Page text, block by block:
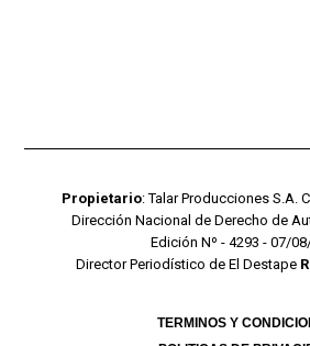
Propietario: Talar Producciones S.A.
Dirección Nacional de Derecho de
Edición Nº - 4293 - 07/
Director Periodístico de El Destape
TERMINOS Y